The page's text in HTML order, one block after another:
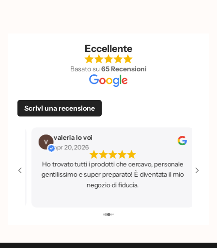
Eccellente
Basato su 65 Recensioni
Scrivi una recensione
valeria lo voi
apr 20, 2026
trovato tutti i prodotti che cercavo, personale
e super preparato! È diventata il mio
negozio di fiducia.
Vanessa
apr 20, 2026
Prodotti a
qualità, per